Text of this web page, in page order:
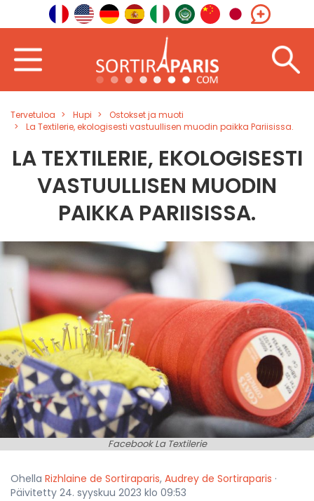
Tervetuloa Hupi
Ostokset ja muoti
La Textilerie, ekologisesti vastuullisen muodin paikka Pariisissa.
LA TEXTILERIE, EKOLOGISESTI
VASTUULLISEN MUODIN
PAIKKA PARIISISSA.
Facebook La Textilerie
Ohella Rizhlaine de Sortiraparis, Audrey de Sortiraparis ·
Päivitetty 24. syyskuu 2023 klo 09:53